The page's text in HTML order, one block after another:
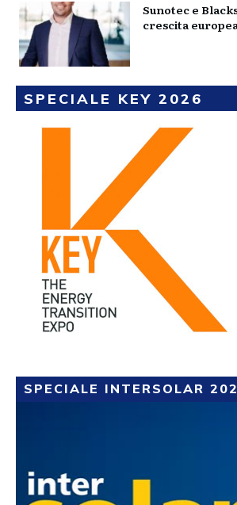
Sunotec e
crescita
SPECIALE KEY 2026
SPECIALE INTERSOLAR